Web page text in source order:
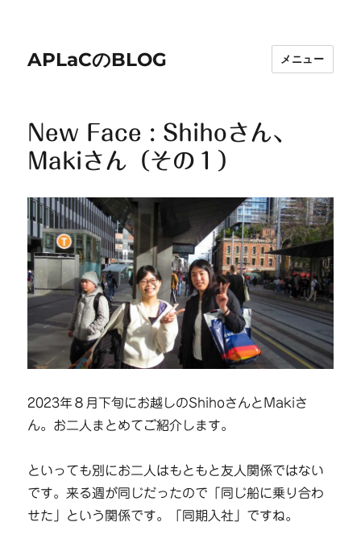
APLaCのBLOG メニュー
New Face : Shihoさん、
Makiさん（その１）
2023年８月下旬にお越しのShihoさんとMakiさ
ん。お二人まとめてご紹介します。
といっても別にお二人はもともと友人関係ではない
です。来る週が同じだったので「同じ船に乗り合わ
せた」という関係です。「同期入社」ですね。